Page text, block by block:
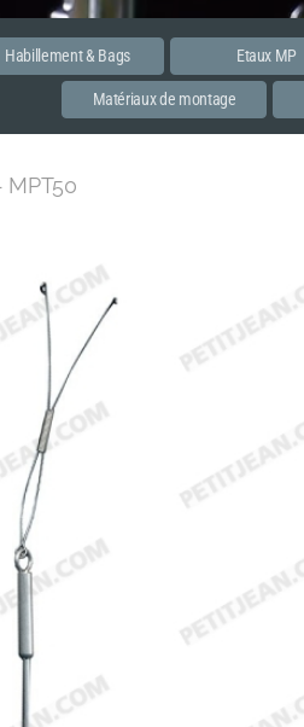
Habillement & Bags Etaux MP
Matériaux de montage
MPT50